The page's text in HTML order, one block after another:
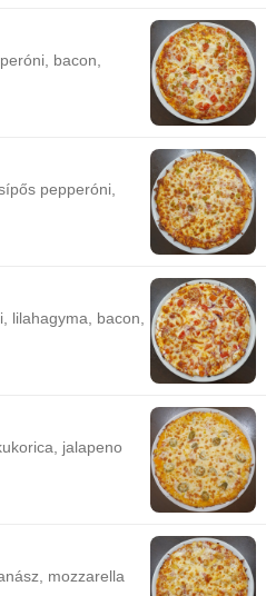
bacon,
pepperóni,
lilahagyma, bacon,
jalapeno
mozzarella